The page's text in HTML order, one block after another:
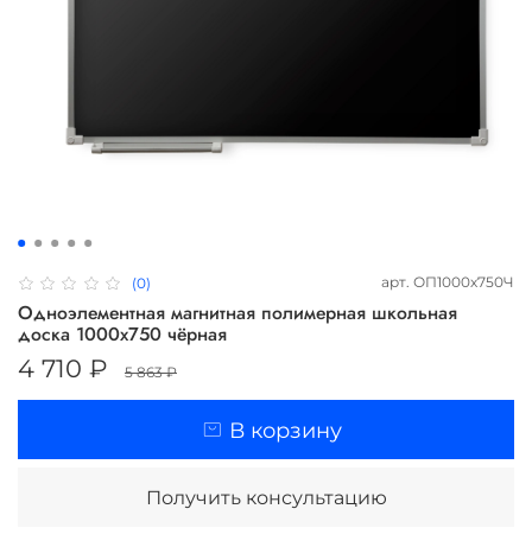
(0) арт. ОП1000х750Ч
Одноэлементная магнитная полимерная школьная
доска 1000х750 чёрная
4 710 ₽ 5 863 ₽
В корзину
Получить консультацию